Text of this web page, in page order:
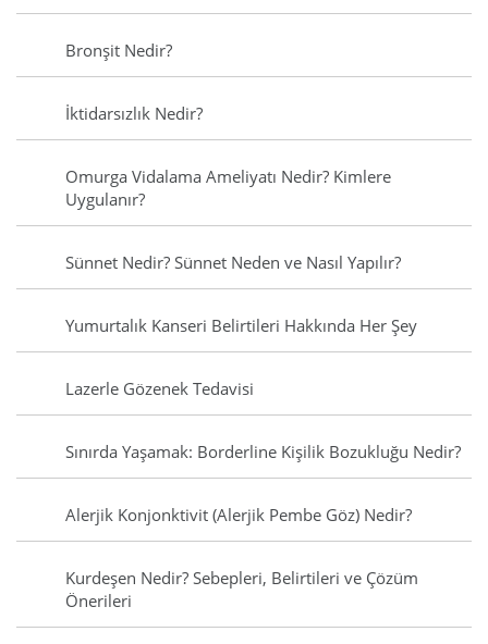
Bronşit Nedir?
İktidarsızlık Nedir?
Omurga Vidalama Ameliyatı Nedir? Kimlere
Uygulanır?
Sünnet Nedir? Sünnet Neden ve Nasıl Yapılır?
Yumurtalık Kanseri Belirtileri Hakkında Her Şey
Lazerle Gözenek Tedavisi
Sınırda Yaşamak: Borderline Kişilik Bozukluğu Nedir?
Alerjik Konjonktivit (Alerjik Pembe Göz) Nedir?
Kurdeşen Nedir? Sebepleri, Belirtileri ve Çözüm
Önerileri